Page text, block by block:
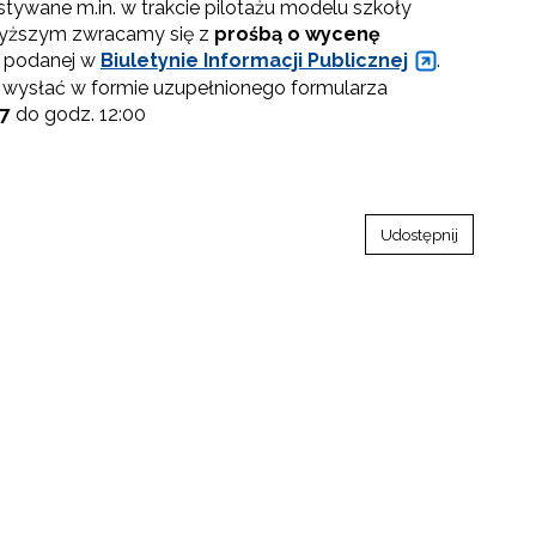
m.in. w trakcie pilotażu modelu szkoły
zwracamy się z prośbą o wycenę
podanej w Biuletynie Informacji Publicznej
.
w formie uzupełnionego formularza
do godz. 12:00
Udostępnij